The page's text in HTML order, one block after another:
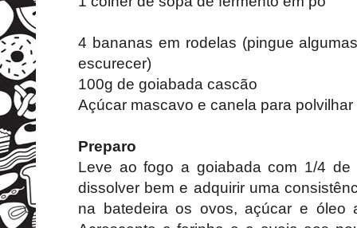
4 bananas em rodelas (pingue
escurecer)
100g de goiabada cascão
Açúcar mascavo e canela para polvilhar
Preparo
Leve ao fogo a goiabada com 1/4
dissolver bem e adquirir uma
na batedeira os ovos, açúcar e óleo